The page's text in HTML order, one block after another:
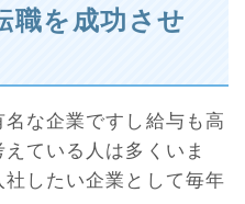
職を成功させ
な企業ですし給与も高
ている人は多くいま
したい企業として毎年